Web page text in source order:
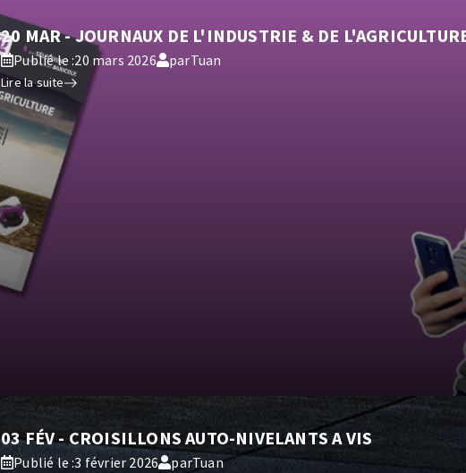
20 MAR-JOURNAUX DE L'INDUSTRIE & DE
Publié le :20 mars 2026 parTuan
Lire la suite
03 FÉV-CROISILLONS AUTO-NIVELANTS A VIS
Publié le :3 février 2026 parTuan